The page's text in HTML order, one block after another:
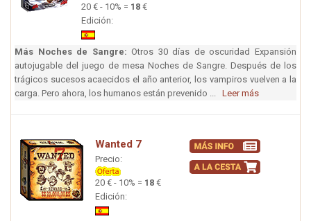
20 € - 10% = 18 €
Edición:
Más Noches de Sangre: Otros 30 días de oscuridad Expansión
autojugable del juego de mesa Noches de Sangre. Después de los
trágicos sucesos acaecidos el año anterior, los vampiros vuelven a la
carga. Pero ahora, los humanos están prevenido ... Leer más
Wanted 7
Precio:
20 € - 10% = 18 €
Edición: